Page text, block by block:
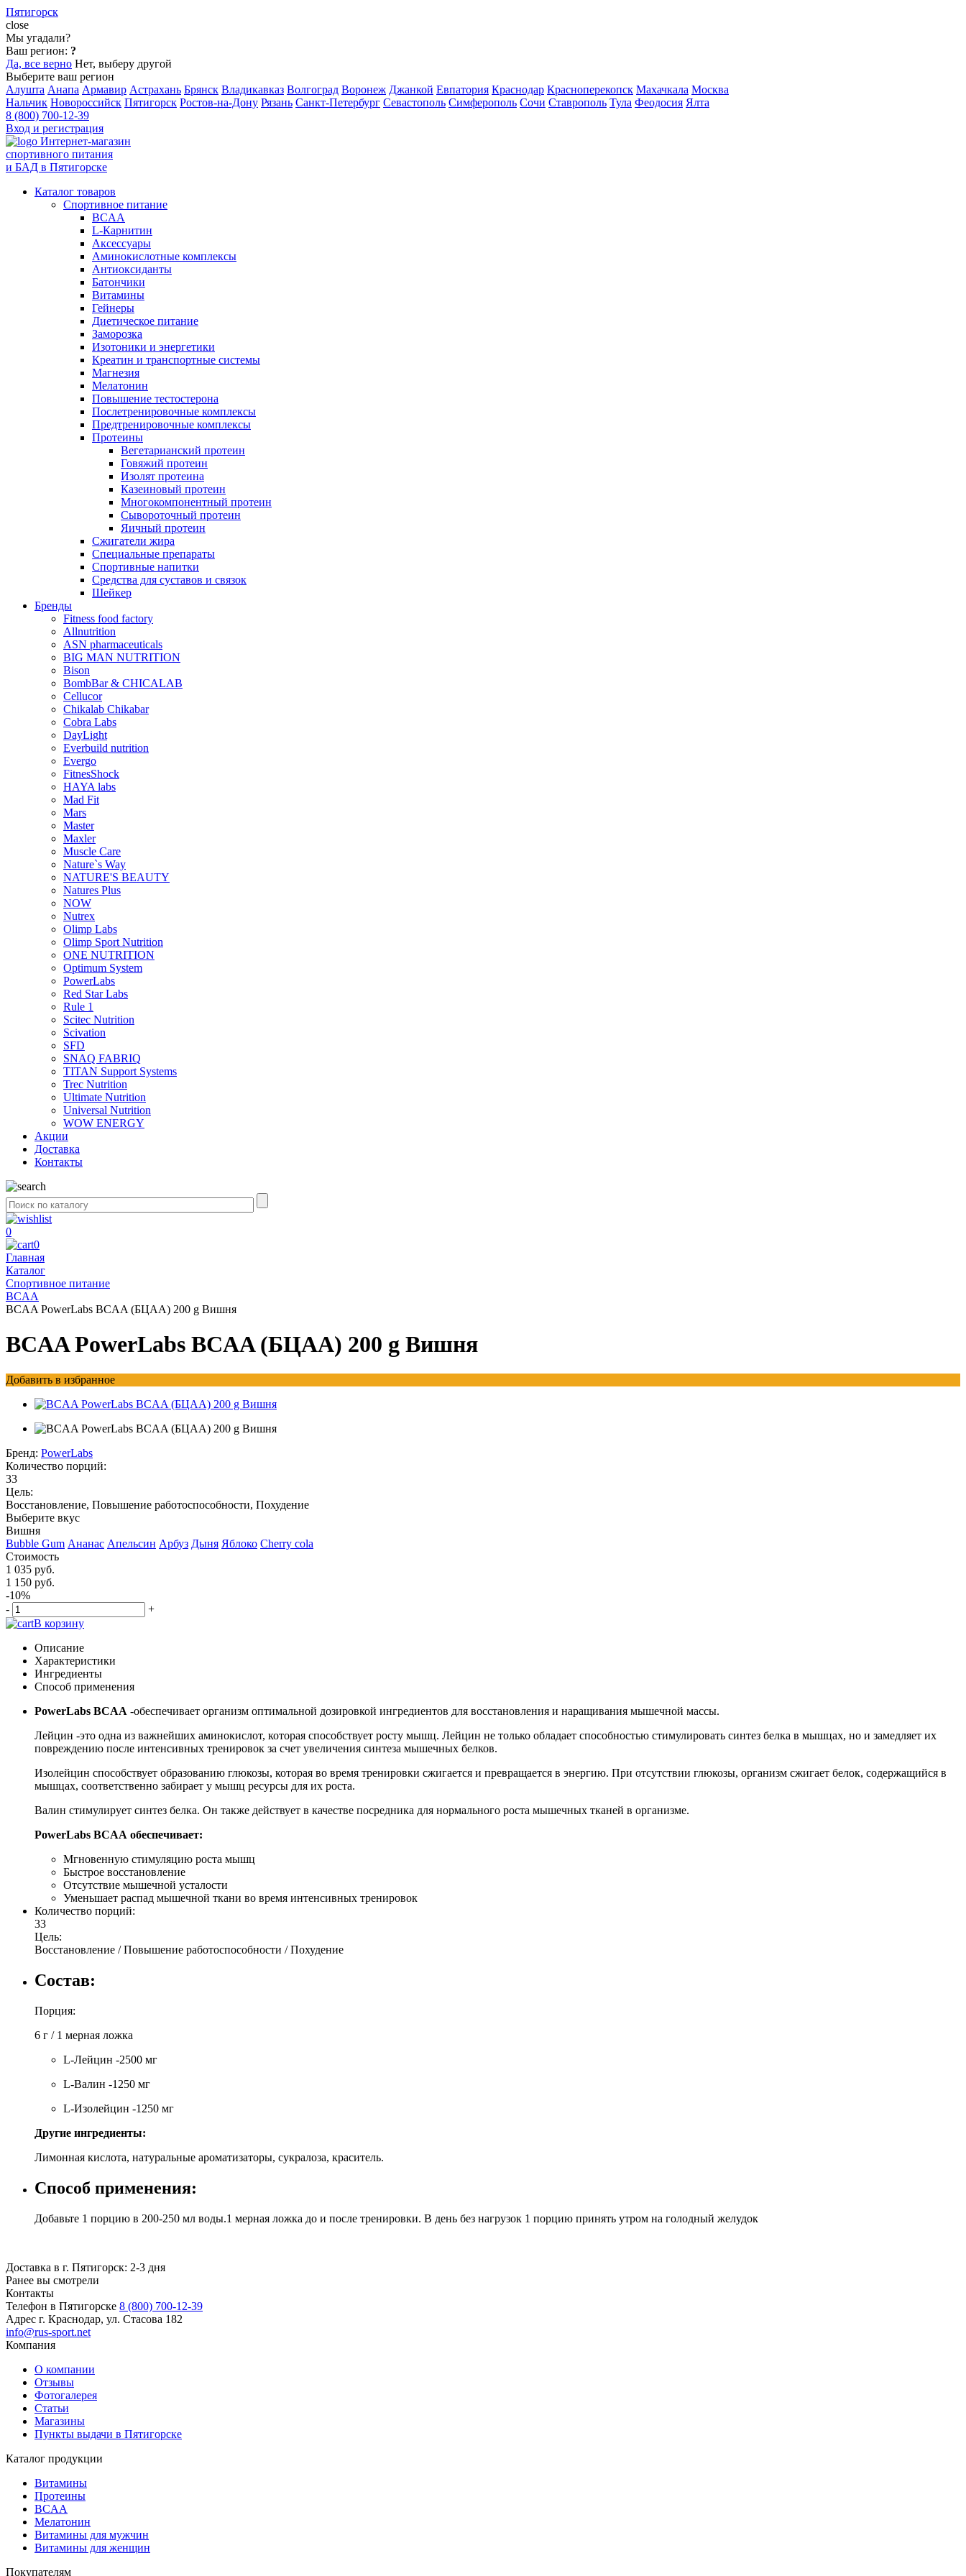
Пятигорск
close
Мы угадали?
Ваш регион: ?
Да, все верно Нет, выберу другой
Выберите ваш регион
Алушта Анапа Армавир Астрахань Брянск Владикавказ Волгоград Воронеж Джанкой Евпатория Краснодар Красноперекопск Махачкала Москва
Нальчик Новороссийск Пятигорск Ростов-на-Дону Рязань Санкт-Петербург Севастополь Симферополь Сочи Ставрополь Тула Феодосия Ялта
8 (800) 700-12-39
Вход и регистрация
Интернет-магазин
спортивного питания
и БАД в Пятигорске
Каталог товаров
Спортивное питание
BCAA
L-Карнитин
Аксессуары
Аминокислотные комплексы
Антиоксиданты
Батончики
Витамины
Гейнеры
Диетическое питание
Заморозка
Изотоники и энергетики
Креатин и транспортные системы
Магнезия
Мелатонин
Повышение тестостерона
Послетренировочные комплексы
Предтренировочные комплексы
Протеины
Вегетарианский протеин
Говяжий протеин
Изолят протеина
Казеиновый протеин
Многокомпонентный протеин
Сывороточный протеин
Яичный протеин
Сжигатели жира
Специальные препараты
Спортивные напитки
Средства для суставов и связок
Шейкер
Бренды
Fitness food factory
Allnutrition
ASN pharmaceuticals
BIG MAN NUTRITION
Bison
BombBar & CHICALAB
Cellucor
Chikalab Chikabar
Cobra Labs
DayLight
Everbuild nutrition
Evergo
FitnesShock
HAYA labs
Mad Fit
Mars
Master
Maxler
Muscle Care
Nature`s Way
NATURE'S BEAUTY
Natures Plus
NOW
Nutrex
Olimp Labs
Olimp Sport Nutrition
ONE NUTRITION
Optimum System
PowerLabs
Red Star Labs
Rule 1
Scitec Nutrition
Scivation
SFD
SNAQ FABRIQ
TITAN Support Systems
Trec Nutrition
Ultimate Nutrition
Universal Nutrition
WOW ENERGY
Акции
Доставка
Контакты
0
0
Главная
Каталог
Спортивное питание
BCAA
BCAA PowerLabs BCAA (БЦАА) 200 g Вишня
BCAA PowerLabs BCAA (БЦАА) 200 g Вишня
Добавить в избранное
Бренд: PowerLabs
Количество порций:
33
Цель:
Восстановление, Повышение работоспособности, Похудение
Выберите вкус
Вишня
Bubble Gum Ананас Апельсин Арбуз Дыня Яблоко Cherry cola
Стоимость
1 035 руб.
1 150 руб.
-10%
-
+
В корзину
Описание
Характеристики
Ингредиенты
Способ применения
PowerLabs BCAA -обеспечивает организм оптимальной дозировкой ингредиентов для восстановления и наращивания мышечной массы.
Лейцин -это одна из важнейших аминокислот, которая способствует росту мышц. Лейцин не только обладает способностью стимулировать синтез белка в мышцах, но и замедляет их
повреждению после интенсивных тренировок за счет увеличения синтеза мышечных белков.
Изолейцин способствует образованию глюкозы, которая во время тренировки сжигается и превращается в энергию. При отсутствии глюкозы, организм сжигает белок, содержащийся в
мышцах, соответственно забирает у мышц ресурсы для их роста.
Валин стимулирует синтез белка. Он также действует в качестве посредника для нормального роста мышечных тканей в организме.
PowerLabs BCAA обеспечивает:
Мгновенную стимуляцию роста мышц
Быстрое восстановление
Отсутствие мышечной усталости
Уменьшает распад мышечной ткани во время интенсивных тренировок
Количество порций:
33
Цель:
Восстановление / Повышение работоспособности / Похудение
Состав:
Порция:
6 г / 1 мерная ложка
L-Лейцин -2500 мг
L-Валин -1250 мг
L-Изолейцин -1250 мг
Другие ингредиенты:
Лимонная кислота, натуральные ароматизаторы, сукралоза, краситель.
Способ применения:
Добавьте 1 порцию в 200-250 мл воды.1 мерная ложка до и после тренировки. В день без нагрузок 1 порцию принять утром на голодный желудок
Доставка в г. Пятигорск: 2-3 дня
Ранее вы смотрели
Контакты
Телефон в Пятигорске 8 (800) 700-12-39
Адрес г. Краснодар, ул. Стасова 182
info@rus-sport.net
Компания
О компании
Отзывы
Фотогалерея
Статьи
Магазины
Пункты выдачи в Пятигорске
Каталог продукции
Витамины
Протеины
BCAA
Мелатонин
Витамины для мужчин
Витамины для женщин
Покупателям